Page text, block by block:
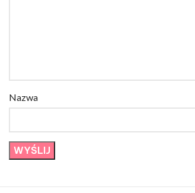
Nazwa